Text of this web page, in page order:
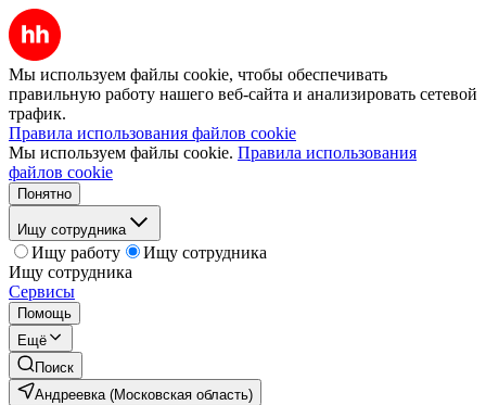
Мы используем файлы cookie, чтобы обеспечивать
правильную работу нашего веб-сайта и анализировать сетевой
трафик.
Правила использования файлов cookie
Мы используем файлы cookie. Правила использования
файлов cookie
Понятно
Ищу сотрудника
Ищу работу
Ищу сотрудника
Ищу сотрудника
Сервисы
Помощь
Ещё
Поиск
Андреевка (Московская область)